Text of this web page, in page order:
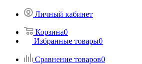
Личный кабинет
Корзина0
Избранные товары0
Сравнение товаров0